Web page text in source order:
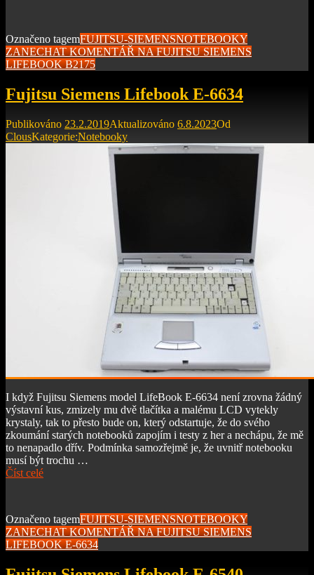
Označeno tagemFUJITSU-SIEMENSNOTEBOOKY
ZANECHAT KOMENTÁŘNA FUJITSU SIEMENS
LIFEBOOK B2175
Fujitsu Siemens Lifebook E-6634
Publikováno 23.2.2019Aktualizováno 6.8.2023Od
ClousKategorie:Notebooky
I když Fujitsu Siemens model LifeBook E-6634 není zrovna žádný
výstavní kus, zmizely mu dvě tlačítka a malému LCD vytekly
krystaly, tak to přesto bude on, který odstartuje, že do svého
zkoumání starých notebooků zapojím i testy z her a nechápu, že mě
to nenapadlo dřív. Podmínka samozřejmě je, že uvnitř notebooku
musí být trochu …
Číst celé
Označeno tagemFUJITSU-SIEMENSNOTEBOOKY
ZANECHAT KOMENTÁŘNA FUJITSU SIEMENS
LIFEBOOK E-6634